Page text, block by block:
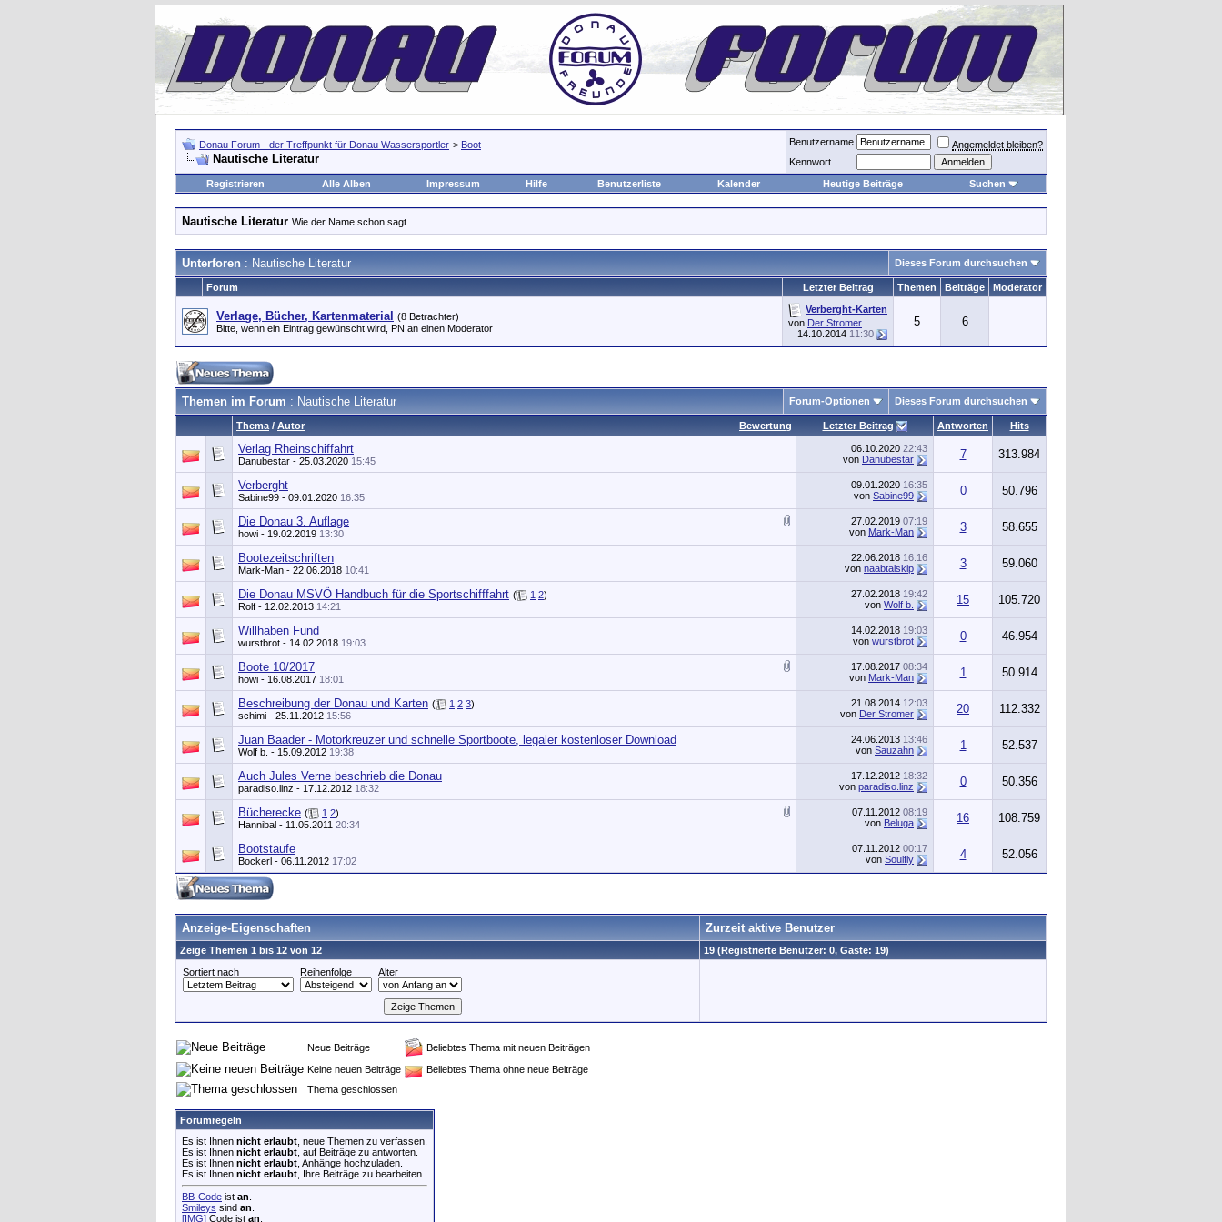
Donau Forum - der Treffpunkt für Donau Wassersportler > Boot
Nautische Literatur
Benutzername
Angemeldet bleiben?
Kennwort
Registrieren
Alle Alben Impressum Hilfe Benutzerliste Kalender Heutige Beiträge Suchen
Nautische Literatur Wie der Name schon sagt....
Unterforen : Nautische Literatur Dieses Forum durchsuchen
Forum Letzter Beitrag Themen Beiträge Moderator
Verlage, Bücher, Kartenmaterial (8 Betrachter)
Bitte, wenn ein Eintrag gewünscht wird, PN an einen Moderator
Verberght-Karten
von Der Stromer
14.10.2014 11:30
5 6
Themen im Forum : Nautische Literatur Forum-Optionen Dieses Forum durchsuchen
Bewertung
Thema / Autor Letzter Beitrag Antworten Hits
Verlag Rheinschiffahrt
Danubestar - 25.03.2020 15:45
06.10.2020 22:43
von Danubestar 7 313.984
Verberght
Sabine99 - 09.01.2020 16:35
09.01.2020 16:35
von Sabine99 0 50.796
Die Donau 3. Auflage
howi - 19.02.2019 13:30
27.02.2019 07:19
von Mark-Man 3 58.655
Bootezeitschriften
Mark-Man - 22.06.2018 10:41
22.06.2018 16:16
von naabtalskip 3 59.060
Die Donau MSVÖ Handbuch für die Sportschifffahrt ( 1 2)
Rolf - 12.02.2013 14:21
27.02.2018 19:42
von Wolf b. 15 105.720
Willhaben Fund
wurstbrot - 14.02.2018 19:03
14.02.2018 19:03
von wurstbrot 0 46.954
Boote 10/2017
howi - 16.08.2017 18:01
17.08.2017 08:34
von Mark-Man 1 50.914
Beschreibung der Donau und Karten ( 1 2 3)
schimi - 25.11.2012 15:56
21.08.2014 12:03
von Der Stromer 20 112.332
Juan Baader - Motorkreuzer und schnelle Sportboote, legaler kostenloser Download
Wolf b. - 15.09.2012 19:38
24.06.2013 13:46
von Sauzahn 1 52.537
Auch Jules Verne beschrieb die Donau
paradiso.linz - 17.12.2012 18:32
17.12.2012 18:32
von paradiso.linz 0 50.356
Bücherecke ( 1 2)
Hannibal - 11.05.2011 20:34
07.11.2012 08:19
von Beluga 16 108.759
Bootstaufe
Bockerl - 06.11.2012 17:02
07.11.2012 00:17
von Soulfly 4 52.056
Anzeige-Eigenschaften Zurzeit aktive Benutzer
Zeige Themen 1 bis 12 von 12
19 (Registrierte Benutzer: 0, Gäste: 19)
Sortiert nach
Reihenfolge Alter
Neue Beiträge
Beliebtes Thema mit neuen Beiträgen
Keine neuen Beiträge
Beliebtes Thema ohne neue Beiträge
Thema geschlossen
Forumregeln
Es ist Ihnen nicht erlaubt , neue Themen zu verfassen.
Es ist Ihnen nicht erlaubt , auf Beiträge zu antworten.
Es ist Ihnen nicht erlaubt , Anhänge hochzuladen.
Es ist Ihnen nicht erlaubt , Ihre Beiträge zu bearbeiten.
BB-Code ist an
Smileys sind an
[IMG] Code ist an